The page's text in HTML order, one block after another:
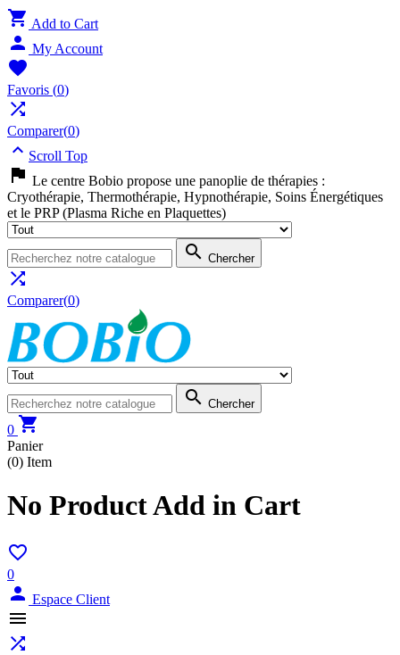
 Add to Cart
 My Account

Favoris (0)

Comparer(0)
 Scroll Top
 Le centre Bobio propose une panoplie de thérapies :
Cryothérapie, Thermothérapie, Hypnothérapie, Soins Énergétiques
et le PRP (Plasma Riche en Plaquettes)
 Chercher

Comparer(0)
 Chercher
0 
Panier
(0) Item
No Product Add in Cart

0
 Espace Client

